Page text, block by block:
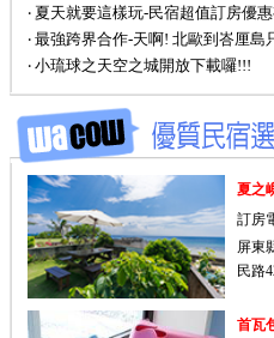
‧ 夏天就要這樣玩-民宿超值訂房優
‧ 最強跨界合作-天啊! 北歐到峇厘島
‧ 小琉球之天空之城開放下載囉!!!
夏之
訂房
屏東
民路
首瓦